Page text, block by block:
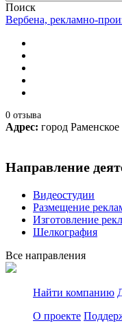
Поиск
Вербена, рекламно-
0 отзыва
Адрес: город
Направление
Видеостудии
Размещение
Изготовление
Шелкография
Все направления
Найти компанию
О проекте